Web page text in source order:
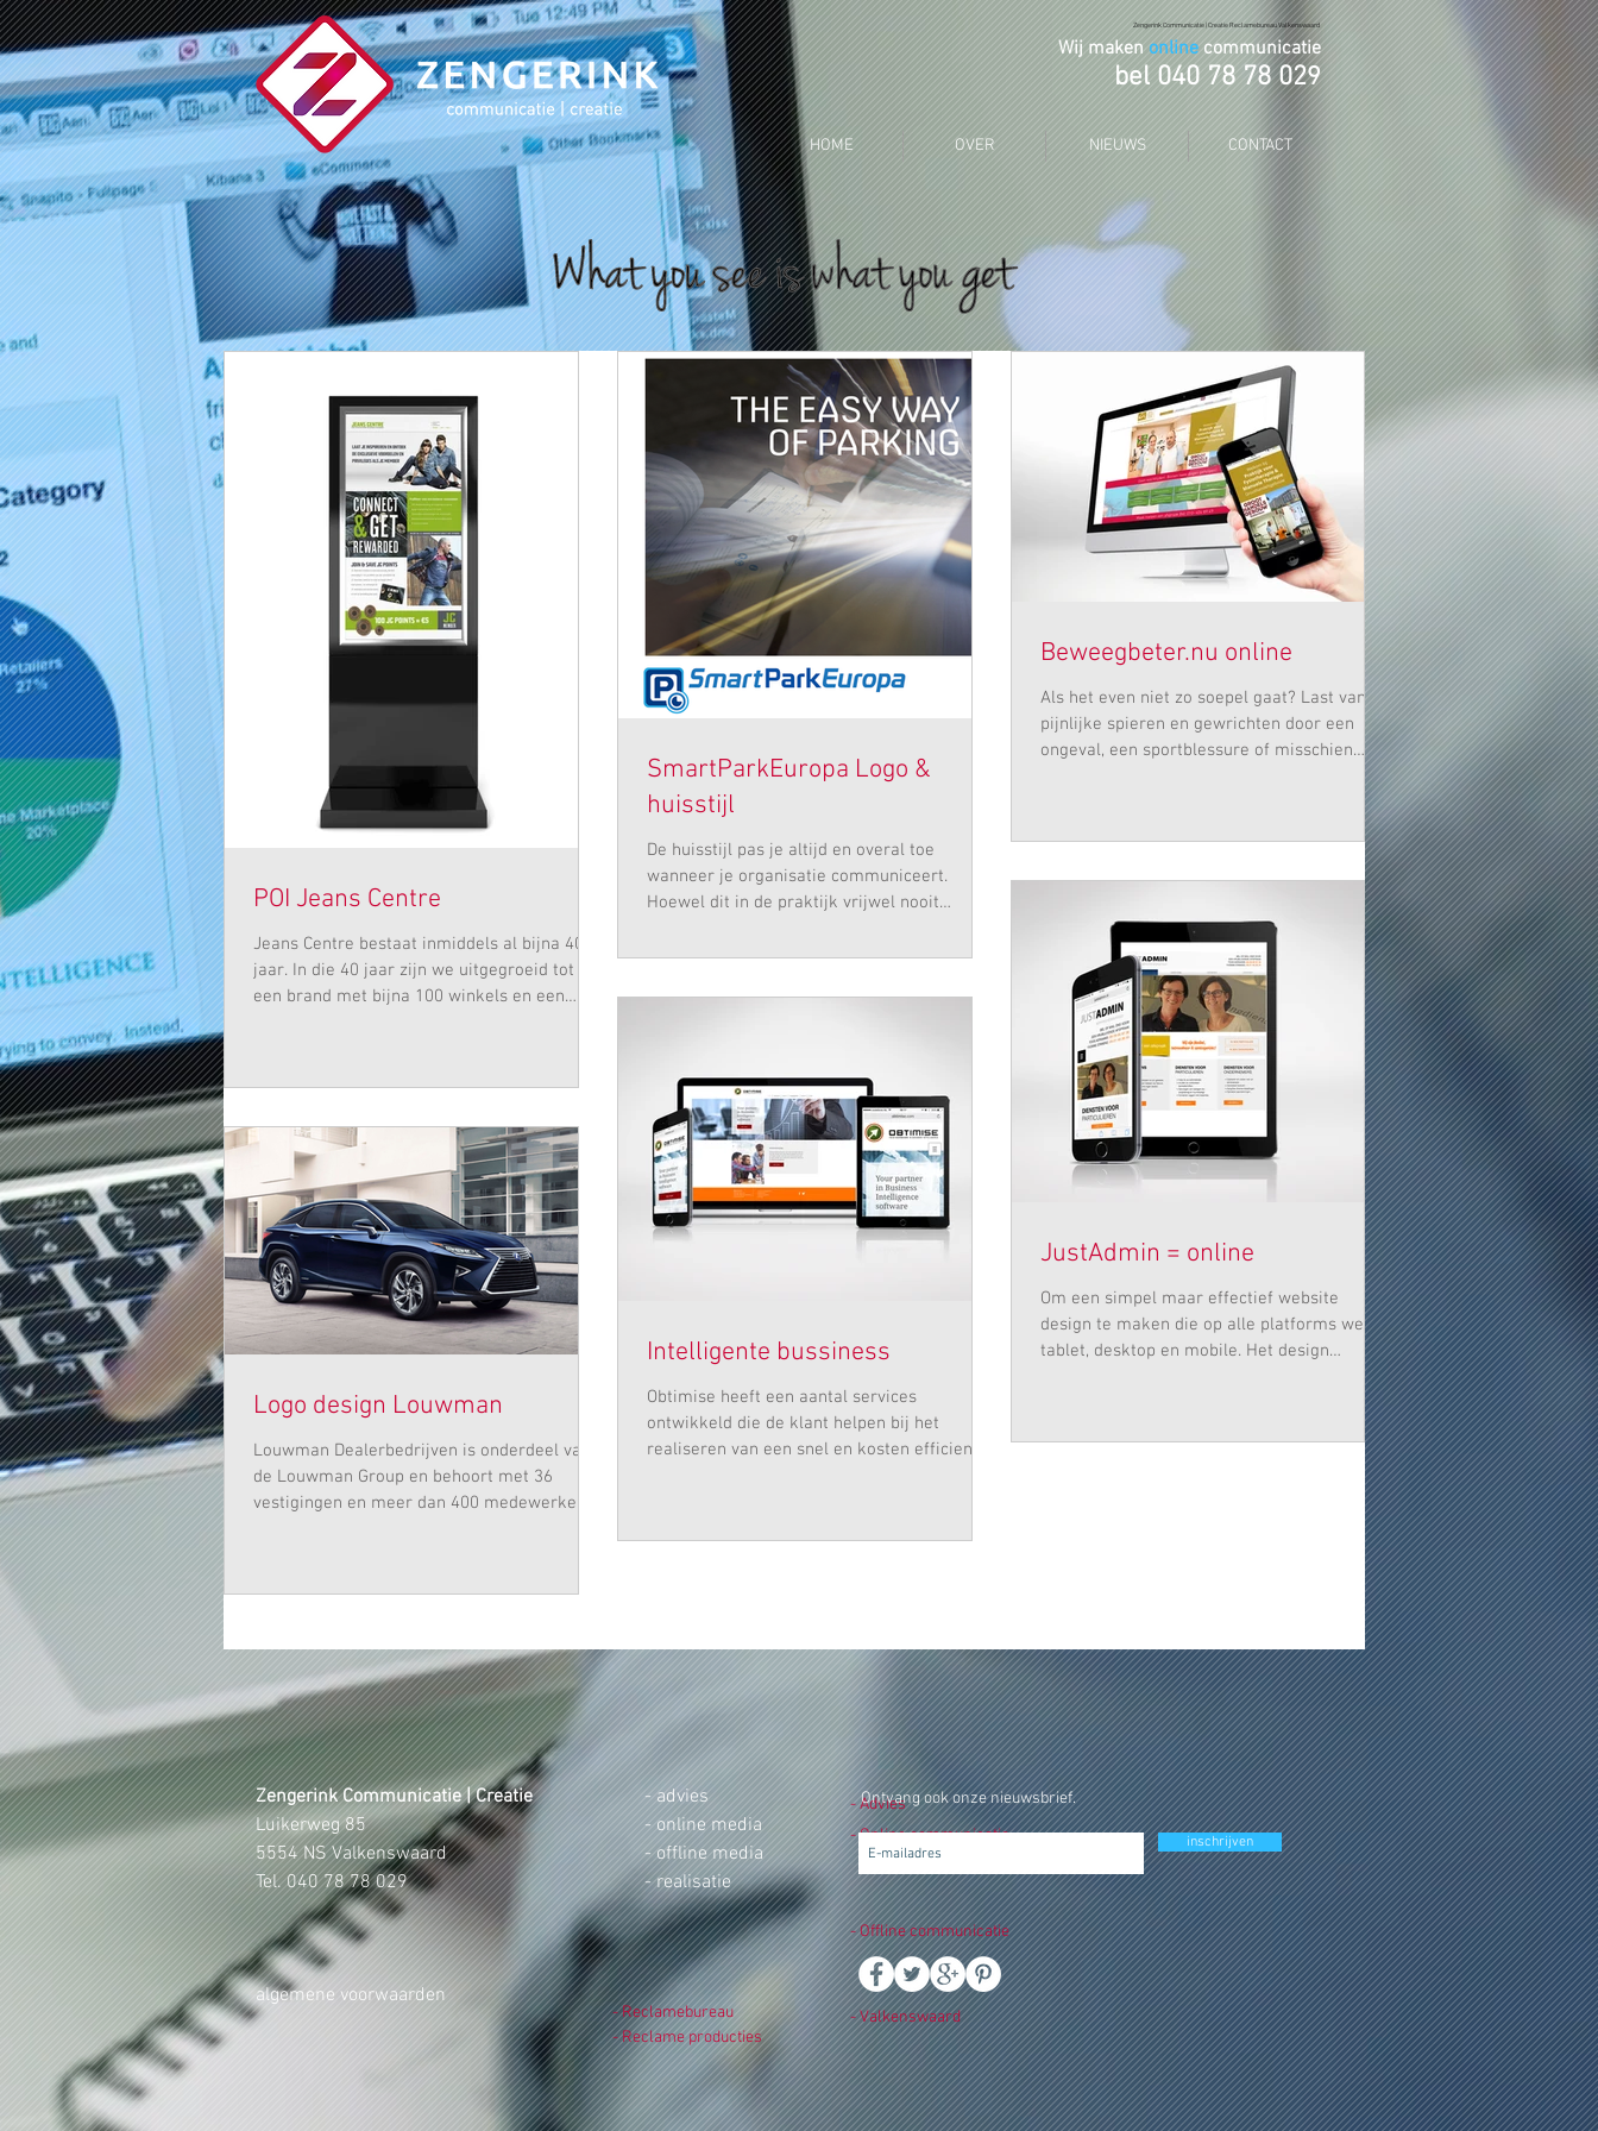
Zengerink Communicatie | Creatie Reclamebureau Valkenswaard
Wij maken online communicatie
bel 040 78 78 029
HOME OVER NIEUWS CONTACT
POI Jeans Centre
Jeans Centre bestaat inmiddels al bijna 40
jaar. In die 40 jaar zijn we uitgegroeid tot
een brand met bijna 100 winkels en een
SmartParkEuropa Logo &
huisstijl
De huisstijl pas je altijd en overal toe
wanneer je organisatie communiceert.
Hoewel dit in de praktijk vrijwel nooit
Beweegbeter.nu online
Als het even niet zo soepel gaat? Last van
pijnlijke spieren en gewrichten door een
ongeval, een sportblessure of misschien
Logo design Louwman
Louwman Dealerbedrijven is onderdeel van
de Louwman Group en behoort met 36
vestigingen en meer dan 400 medewerkers
Intelligente bussiness
Obtimise heeft een aantal services
ontwikkeld die de klant helpen bij het
realiseren van een snel en kosten efficient
JustAdmin = online
Om een simpel maar effectief website
design te maken die op alle platforms werkt,
tablet, desktop en mobile. Het design
Zengerink Communicatie | Creatie
Luikerweg 85
5554 NS Valkenswaard
Tel. 040 78 78 029
- advies
- online media
- offline media
- realisatie
- Advies
- Online communicatie
Ontvang ook onze nieuwsbrief.
inschrijven
- Offline communicatie
algemene voorwaarden
- Reclamebureau
- Reclame producties
- Valkenswaard